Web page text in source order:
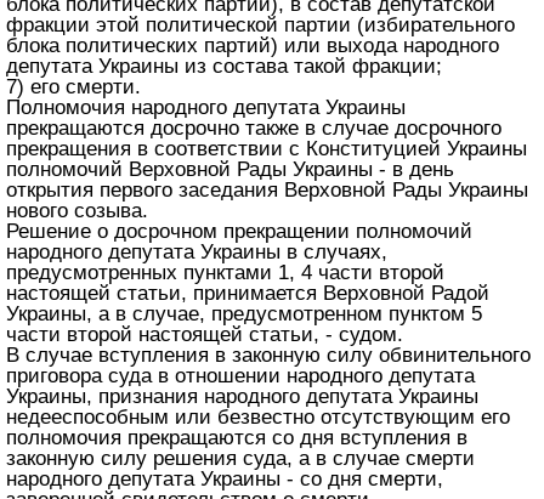
фракции этой политической партии (избирательного
блока политических партий) или выхода народного
депутата Украины из состава такой фракции;
7) его смерти.
Полномочия народного депутата Украины
прекращаются досрочно также в случае досрочного
прекращения в соответствии с Конституцией Украины
полномочий Верховной Рады Украины - в день
открытия первого заседания Верховной Рады Украины
нового созыва.
Решение о досрочном прекращении полномочий
народного депутата Украины в случаях,
предусмотренных пунктами 1, 4 части второй
настоящей статьи, принимается Верховной Радой
Украины, а в случае, предусмотренном пунктом 5
части второй настоящей статьи, - судом.
В случае вступления в законную силу обвинительного
приговора суда в отношении народного депутата
Украины, признания народного депутата Украины
недееспособным или безвестно отсутствующим его
полномочия прекращаются со дня вступления в
законную силу решения суда, а в случае смерти
народного депутата Украины - со дня смерти,